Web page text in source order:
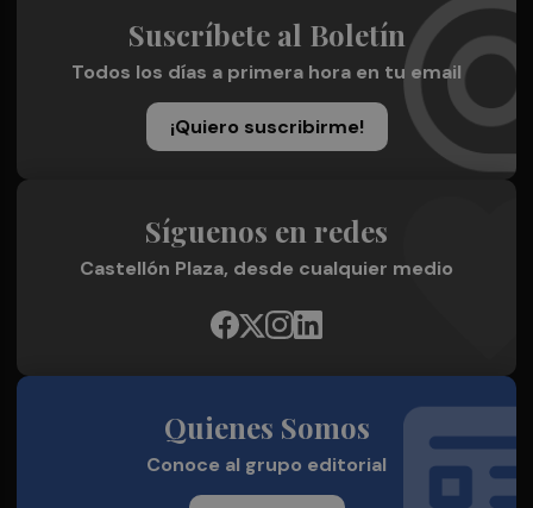
Suscríbete al Boletín
Todos los días a primera hora en tu email
¡Quiero suscribirme!
Síguenos en redes
Castellón Plaza, desde cualquier medio
Quienes Somos
Conoce al grupo editorial